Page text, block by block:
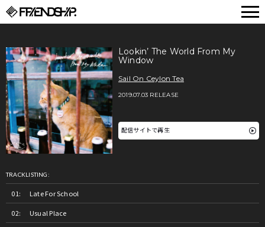
Lookin’ The World From My
Window
Sail On Ceylon Tea
2019.07.03 RELEASE
配信サイトで再生
TRACKLISTING:
Late For School
Usual Place